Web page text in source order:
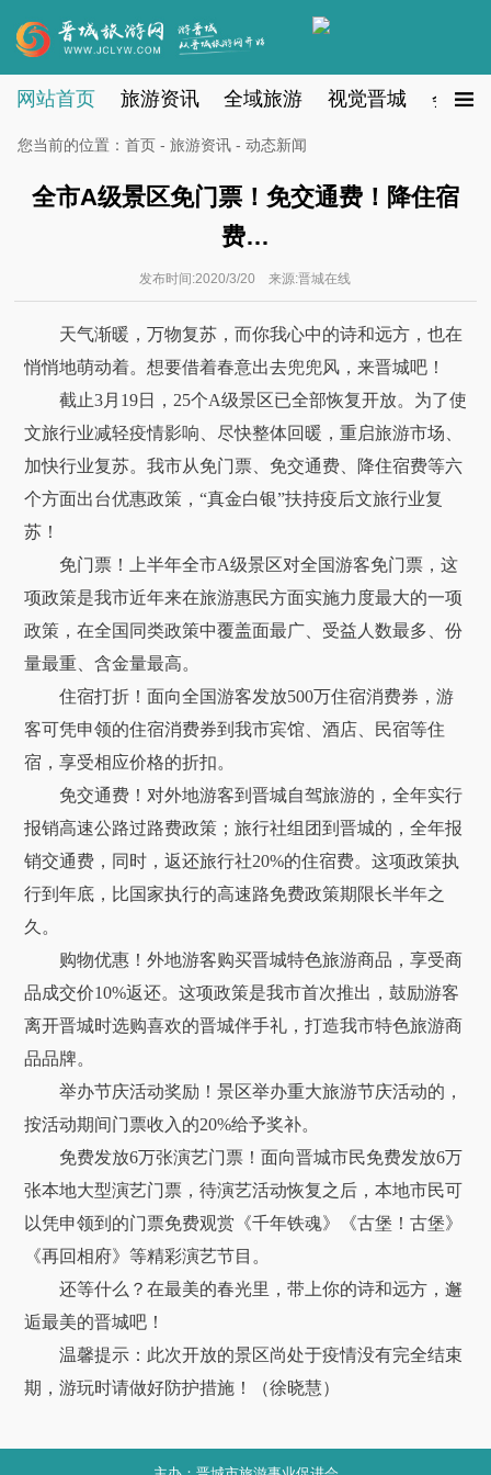
网站首页 旅游资讯 全域旅游 视觉晋城 会员
您当前的位置： 首页 - 旅游资讯 - 动态新闻
全市A级景区免门票！免交通费！降住宿
费…
发布时间:2020/3/20 来源:晋城在线
天气渐暖，万物复苏，而你我心中的诗和远方，也在
悄悄地萌动着。想要借着春意出去兜兜风，来晋城吧！
截止3月19日，25个A级景区已全部恢复开放。为了使
文旅行业减轻疫情影响、尽快整体回暖，重启旅游市场、
加快行业复苏。我市从免门票、免交通费、降住宿费等六
个方面出台优惠政策，“真金白银”扶持疫后文旅行业复
苏！
免门票！上半年全市A级景区对全国游客免门票，这
项政策是我市近年来在旅游惠民方面实施力度最大的一项
政策，在全国同类政策中覆盖面最广、受益人数最多、份
量最重、含金量最高。
住宿打折！面向全国游客发放500万住宿消费券，游
客可凭申领的住宿消费券到我市宾馆、酒店、民宿等住
宿，享受相应价格的折扣。
免交通费！对外地游客到晋城自驾旅游的，全年实行
报销高速公路过路费政策；旅行社组团到晋城的，全年报
销交通费，同时，返还旅行社20%的住宿费。这项政策执
行到年底，比国家执行的高速路免费政策期限长半年之
久。
购物优惠！外地游客购买晋城特色旅游商品，享受商
品成交价10%返还。这项政策是我市首次推出，鼓励游客
离开晋城时选购喜欢的晋城伴手礼，打造我市特色旅游商
品品牌。
举办节庆活动奖励！景区举办重大旅游节庆活动的，
按活动期间门票收入的20%给予奖补。
免费发放6万张演艺门票！面向晋城市民免费发放6万
张本地大型演艺门票，待演艺活动恢复之后，本地市民可
以凭申领到的门票免费观赏《千年铁魂》《古堡！古堡》
《再回相府》等精彩演艺节目。
还等什么？在最美的春光里，带上你的诗和远方，邂
逅最美的晋城吧！
温馨提示：此次开放的景区尚处于疫情没有完全结束
期，游玩时请做好防护措施！（徐晓慧）